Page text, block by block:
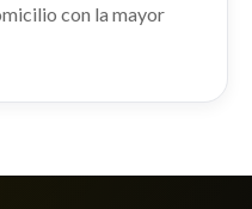
usado.
con la mayor